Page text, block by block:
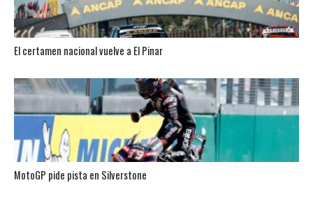
El certamen nacional vuelve a El Pinar
MotoGP pide pista en Silverstone